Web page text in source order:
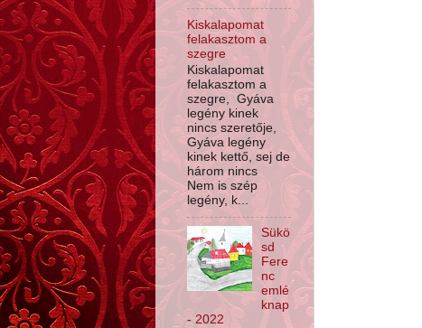
Kiskalapomat
felakasztom a
szegre
Kiskalapomat
felakasztom a
szegre, Gyáva
legény kinek
nincs szeretője,
Gyáva legény
kinek kettő, sej de
három nincs
Nem is szép
legény, k...
Sükö
sd
Fere
nc
emlé
knap
- 2022